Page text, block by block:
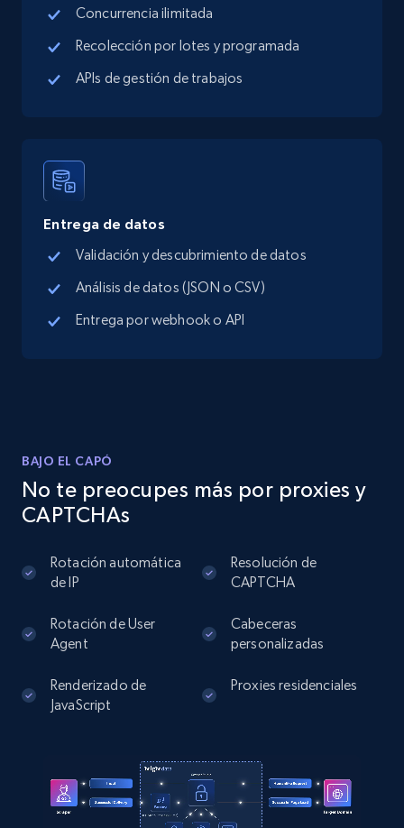
Google Maps full information - Collect
Google Maps Businesses data by place id
Place id, URL, Country, Name, Category,
Address, Description, Business details, and
13.2K+
Google Maps full information - Discover
Place id, URL, Country, Name, Category,
Address, Description, Business details, and
URL, User posted, Description, Hashtags, Num
comments, Date posted, Likes, Photos, and
13.2K+ Prueba gratuita
Instagram - Posts - Collects posts from a
specific URLs by using profile URL
1.6K+ Prueba gratuita
Concurrencia ilimitada
Recolección por lotes y programada
APIs de gestión de trabajos
Entrega de datos
Validación y descubrimiento de datos
Análisis de datos (JSON o CSV)
Entrega por webhook o API
BAJO EL CAPÓ
No te preocupes más por proxies y
CAPTCHAs
Rotación automática
de IP
Resolución de
CAPTCHA
Rotación de User
Agent
Cabeceras
personalizadas
Renderizado de
JavaScript
Proxies residenciales